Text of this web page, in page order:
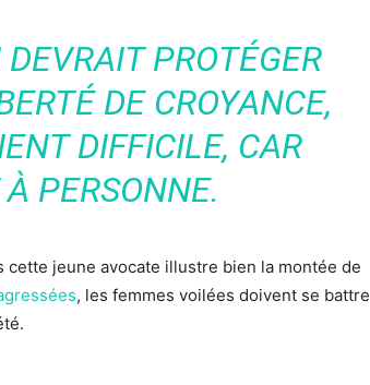
PROTÉGER
DE CROYANCE,
DIFFICILE, CAR
PERSONNE.
jeune avocate illustre bien la montée de
, les femmes voilées doivent se battre